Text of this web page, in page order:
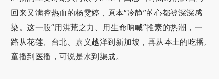
回来又满腔热血的杨雯婷，原本“冷静”的心都被深深感
染。这一股“用洪荒之力、用生命呐喊”推素的热潮，一
路从花莲、台北、嘉义越洋到新加坡，再从本土的吃播,
童播到医播，可说是水到渠成。